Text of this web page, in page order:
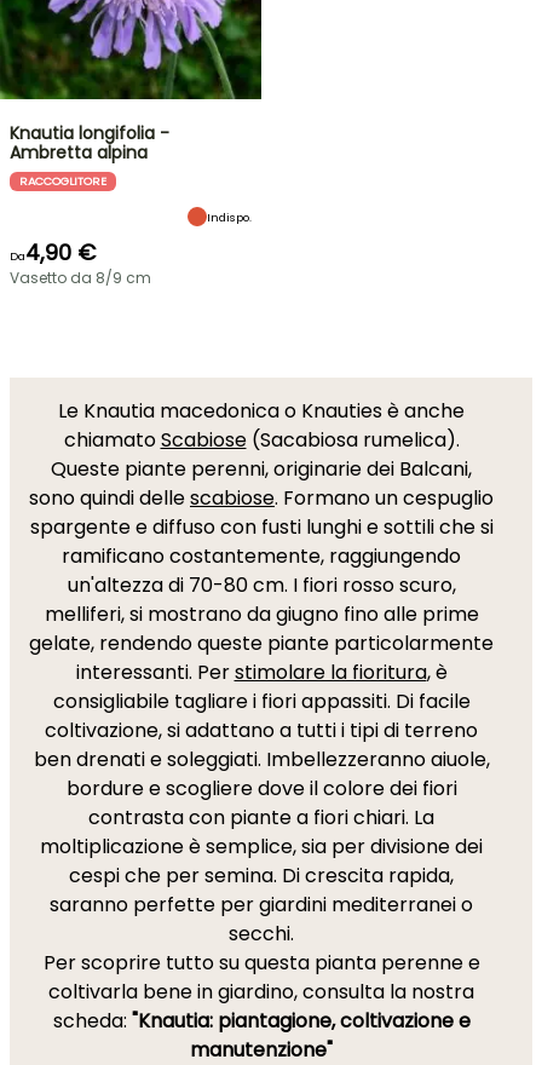
Knautia longifolia -
Ambretta alpina
RACCOGLITORE
Indispo.
Da4,90 €
Vasetto da 8/9 cm
Le Knautia macedonica o Knauties è anche
chiamatoScabiose(Sacabiosa rumelica).
Queste piante perenni, originarie dei Balcani,
sono quindi dellescabiose. Formano un cespuglio
spargente e diffuso con fusti lunghi e sottili che si
ramificano costantemente, raggiungendo
un'altezza di 70-80 cm. I fiori rosso scuro,
melliferi, si mostrano da giugno fino alle prime
gelate, rendendo queste piante particolarmente
interessanti. Perstimolare la fioritura, è
consigliabile tagliare i fiori appassiti. Di facile
coltivazione, si adattano a tutti i tipi di terreno
ben drenati e soleggiati. Imbellezzeranno aiuole,
bordure e scogliere dove il colore dei fiori
contrasta con piante a fiori chiari. La
moltiplicazione è semplice, sia per divisione dei
cespi che per semina. Di crescita rapida,
saranno perfette per giardini mediterranei o
secchi.
Per scoprire tutto su questa pianta perenne e
coltivarla bene in giardino, consulta la nostra
scheda: "Knautia: piantagione, coltivazione e
manutenzione"